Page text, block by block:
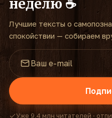
неделю ☕
Лучшие тексты о
спокойствии — собираем
Уже 9,4 млн читателей ·